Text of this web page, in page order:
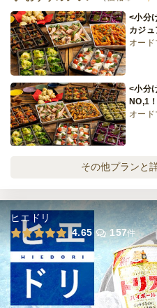
有機野
オードブル
23,000円
締切 7日前12時
最低ご注文金額 100,000 円
<小分け
カジ
オード
<小分
NO,1
オード
<小分
シ》
<小分
気》
オード
<小分
その他プランと
ヒエドリ
4.65
157件